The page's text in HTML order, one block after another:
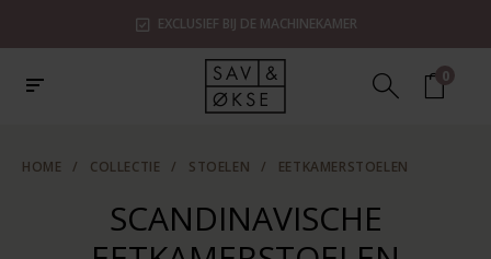
SHOWROOMS IN ZAANDAM, UTRECHT &
0
HOME / COLLECTIE / STOELEN / EETKAMERSTOELEN
SCANDINAVISCHE